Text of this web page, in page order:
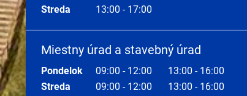
Streda
13:00 - 17:00
Miestny úrad a stavebný úrad
Pondelok 09:00 - 12:00
13:00 - 16:00
Streda
09:00 - 12:00 13:00 - 16:00